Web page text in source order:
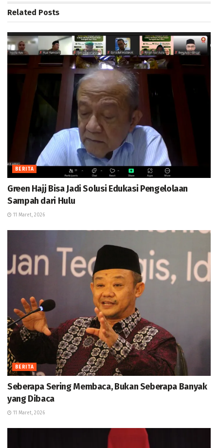
Related Posts
BERITA
Green Hajj Bisa Jadi Solusi Edukasi Pengelolaan
Sampah dari Hulu
11 Maret, 2026
BERITA
Seberapa Sering Membaca, Bukan Seberapa Banyak
yang Dibaca
11 Maret, 2026